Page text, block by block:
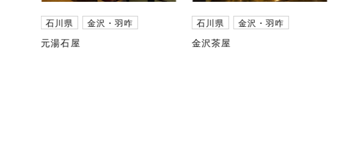
石川県 金沢・羽咋
元湯石屋
石川県 金沢・羽咋
金沢茶屋